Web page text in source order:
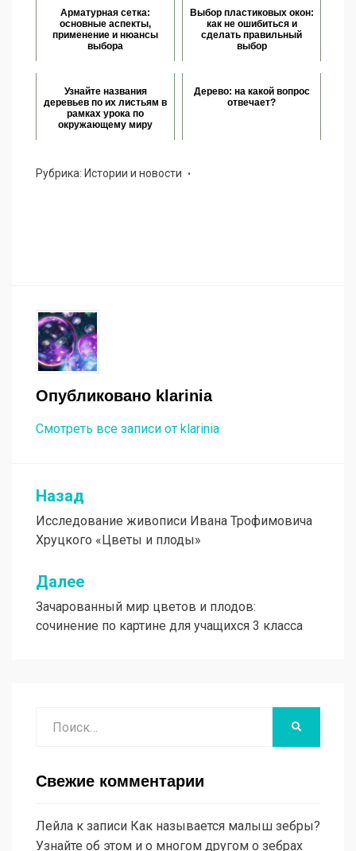
Арматурная сетка:
основные аспекты,
применение и нюансы
выбора
Выбор пластиковых окон:
как не ошибиться и
сделать правильный
выбор
Узнайте названия
деревьев по их листьям в
рамках урока по
окружающему миру
Дерево: на какой вопрос
отвечает?
Рубрика: Истории и новости
Опубликовано klarinia
Смотреть все записи от klarinia
Навигация
по
записям
Назад
Исследование живописи Ивана Трофимовича
Хруцкого «Цветы и плоды»
Далее
Зачарованный мир цветов и плодов:
сочинение по картине для учащихся 3 класса
Свежие комментарии
Лейла к записи Как называется малыш зебры?
Узнайте об этом и о многом другом о зебрах